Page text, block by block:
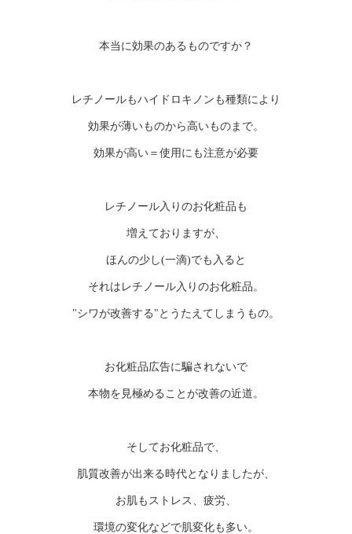
本当に効果のあるものですか？
レチノールもハイドロキノンも種類により
効果が薄いものから高いものまで。
効果が高い＝使用にも注意が必要
レチノール入りのお化粧品も
増えておりますが、
ほんの少し(一滴)でも入ると
それはレチノール入りのお化粧品。
"シワが改善する"とうたえてしまうもの。
お化粧品広告に騙されないで
本物を見極めることが改善の近道。
そしてお化粧品で、
肌質改善が出来る時代となりましたが、
お肌もストレス、疲労、
環境の変化などで肌変化も多い。